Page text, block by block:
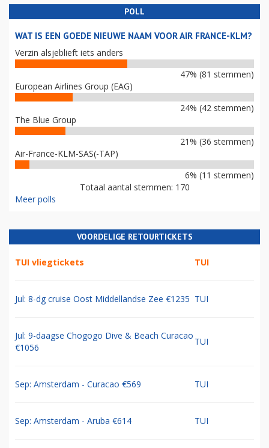
POLL
WAT IS EEN GOEDE NIEUWE NAAM VOOR AIR FRANCE-KLM?
Verzin alsjeblieft iets anders
47% (81 stemmen)
European Airlines Group (EAG)
24% (42 stemmen)
The Blue Group
21% (36 stemmen)
Air-France-KLM-SAS(-TAP)
6% (11 stemmen)
Totaal aantal stemmen: 170
Meer polls
VOORDELIGE RETOURTICKETS
TUI vliegtickets TUI
Jul: 8-dg cruise Oost Middellandse Zee €1235 TUI
Jul: 9-daagse Chogogo Dive & Beach Curacao
€1056
TUI
Sep: Amsterdam - Curacao €569 TUI
Sep: Amsterdam - Aruba €614 TUI